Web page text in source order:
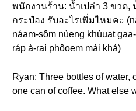
พนักงานร้าน: น้ำเปล่า 3 ขวด,
กระป๋อง รับอะไรเพิ่มไหมคะ
náam-sôm nùeng khùuat
ráp à-rai phôoem mái khá)
Ryan: Three bottles of water,
one can of coffee. What else